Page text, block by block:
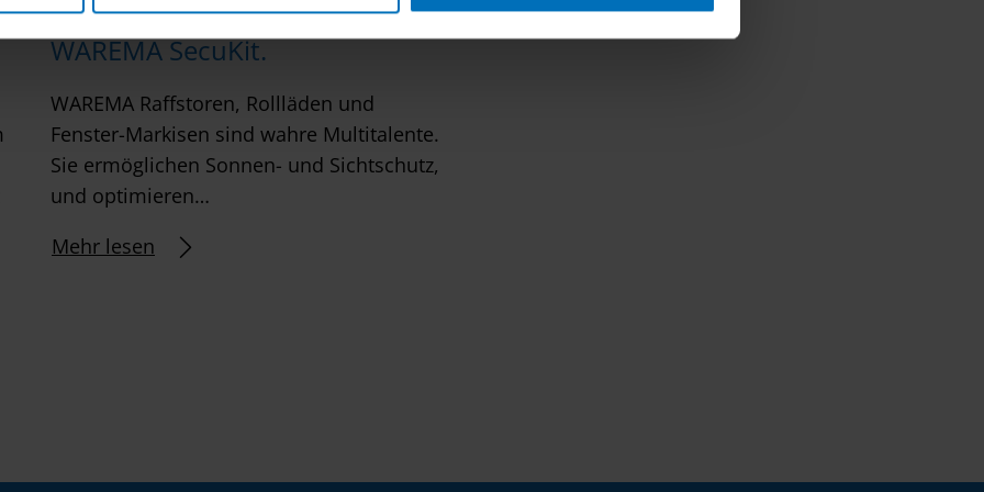
Sicher. Schnell. Manuell.
WAREMA SecuKit.
WAREMA Raffstoren, Rollläden und
Fenster-Markisen sind wahre Multitalente.
Sie ermöglichen Sonnen- und Sichtschutz,
und optimieren…
Mehr lesen